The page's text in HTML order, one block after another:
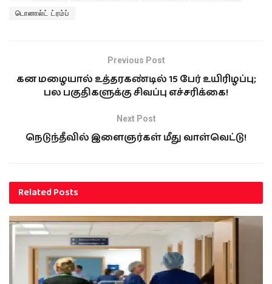
டொனால்ட் ட்ரம்ப்
Previous Post
கன மழையால் உத்தரகண்டில் 15 பேர் உயிரிழப்பு;
பல பகுதிகளுக்கு சிவப்பு எச்சரிக்கை!
Next Post
நெடுந்தீவில் இளைஞர்கள் மீது வாள்வெட்டு!
RelatedPosts